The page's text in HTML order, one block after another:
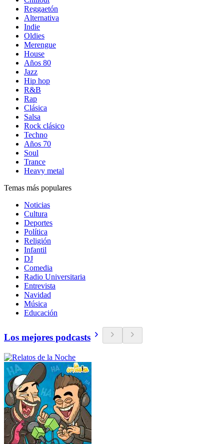
Reggaetón
Alternativa
Indie
Oldies
Merengue
House
Años 80
Jazz
Hip hop
R&B
Rap
Clásica
Salsa
Rock clásico
Techno
Años 70
Soul
Trance
Heavy metal
Temas más populares
Noticias
Cultura
Deportes
Política
Religión
Infantil
DJ
Comedia
Radio Universitaria
Entrevista
Navidad
Música
Educación
Los mejores podcasts